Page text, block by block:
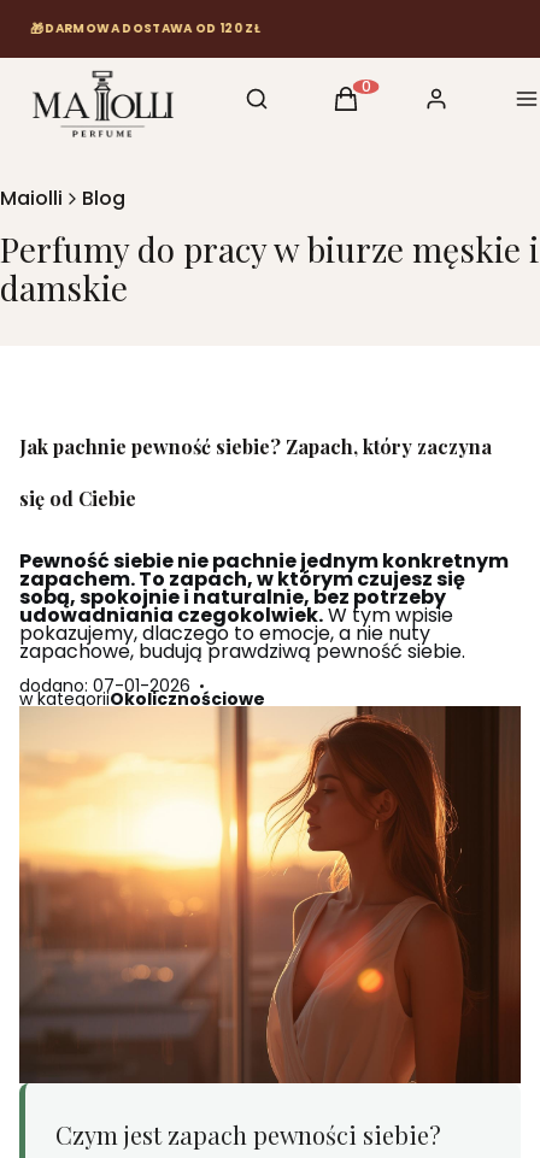
DARMOWA DOSTAWA OD 120 ZŁ
Otwórz wyszukiwarkę
Szukaj Produkty w koszyku:
Koszyk Zaloguj się
Maiolli Blog
Perfumy do pracy w biurze męskie i
damskie
Jak pachnie pewność siebie? Zapach, który zaczyna
się od Ciebie
Pewność siebie nie pachnie jednym konkretnym
zapachem. To zapach, w którym czujesz się
sobą, spokojnie i naturalnie, bez potrzeby
udowadniania czegokolwiek.W tym wpisie
pokazujemy, dlaczego to emocje, a nie nuty
zapachowe, budują prawdziwą pewność siebie.
dodano: 07-01-2026
w kategoriiOkolicznościowe
Czym jest zapach pewności siebie?